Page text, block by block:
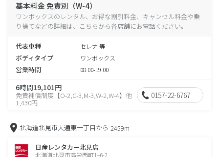
基本料金 免責別（W-4）
ワンボックスのレンタル、お得な割引料金、キャンセル料金や乗
り捨てなどの詳細は、こちらから各店舗にお電話ください。
代表車種 セレナ 等
ボディタイプ ワンボックス
営業時間 08:00-19:00
6時間19,101円
免責補償制度【O-2,C-3,M-3,W-2,W-4】他
1,430円
0157-22-6767
北海道北見市大通東一丁目から 2459m
日産レンタカー北見店
北海道北見市高栄西町1−6-2